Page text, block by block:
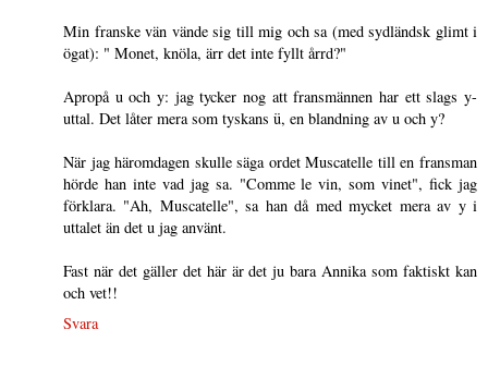
Min franske vän vände sig till mig och sa (med sydländsk glimt i
ögat): " Monet, knöla, ärr det inte fyllt årrd?"
Apropå u och y: jag tycker nog att fransmännen har ett slags y-
uttal. Det låter mera som tyskans ü, en blandning av u och y?
När jag häromdagen skulle säga ordet Muscatelle till en fransman
hörde han inte vad jag sa. "Comme le vin, som vinet", fick jag
förklara. "Ah, Muscatelle", sa han då med mycket mera av y i
uttalet än det u jag använt.
Fast när det gäller det här är det ju bara Annika som faktiskt kan
och vet!!
Svara